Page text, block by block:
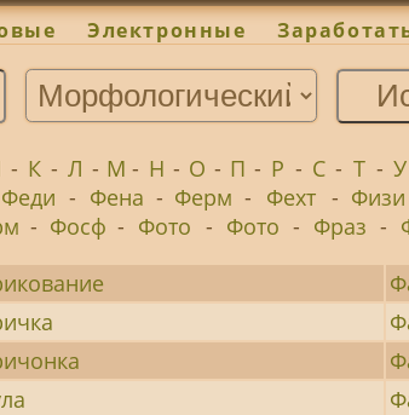
Электронные
- К - Л - М - Н - О - П - Р - С - Т - У
Феди - Фена - Ферм - Фехт - Физи
- Фосф - Фото - Фото - Фраз -